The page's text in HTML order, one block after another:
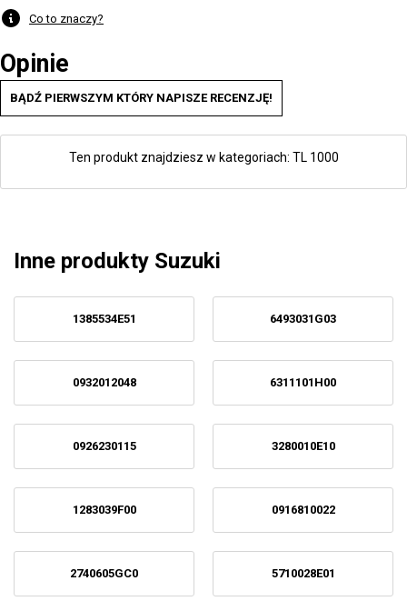
Co to znaczy?
Opinie
BĄDŹ PIERWSZYM KTÓRY NAPISZE RECENZJĘ!
Ten produkt znajdziesz w kategoriach: TL 1000
Inne produkty Suzuki
1385534E51 6493031G03
0932012048 6311101H00
0926230115 3280010E10
1283039F00 0916810022
2740605GC0 5710028E01